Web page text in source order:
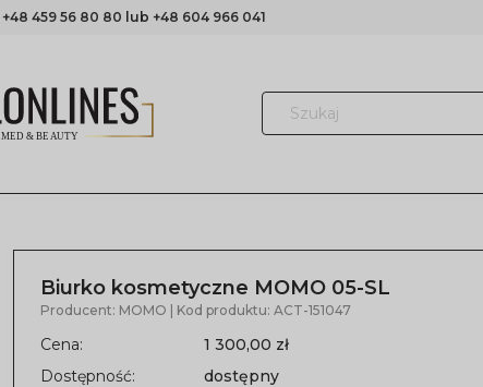
+48 459 56 80 80 lub +48 604 966 041
Biurko kosmetyczne MOMO 05-SL
Producent: MOMO | Kod produktu: ACT-151047
Cena:
1 300,00 zł
Dostępność:
dostępny